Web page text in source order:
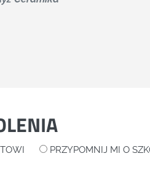
PRZYPOMNIJ MI O